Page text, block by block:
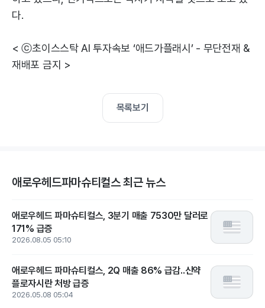
다.
< ⓒ초이스스탁 AI 투자속보 ‘애드가플래시’ - 무단전재 &
재배포 금지 >
목록보기
애로우헤드파마슈티컬스 최근 뉴스
애로우헤드 파마슈티컬스, 3분기 매출 7530만 달러로
171% 급증
2026.08.05 05:10
애로우헤드 파마슈티컬스, 2Q 매출 86% 급감..신약
플로자시란 처방 급증
2026.05.08 05:04